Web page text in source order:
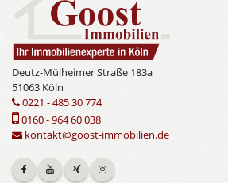
Deutz-Mülheimer Straße 183a
51063 Köln
0221 - 485 30 774
0160 - 964 60 038
kontakt@goost-immobilien.de